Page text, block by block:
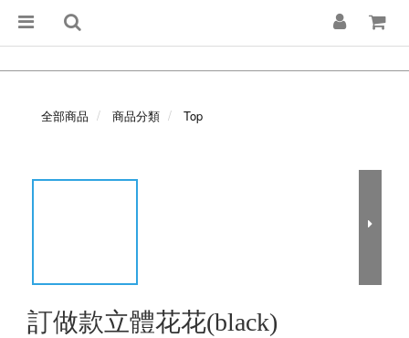
全部商品 商品分類 Top
訂做款立體花花(black)